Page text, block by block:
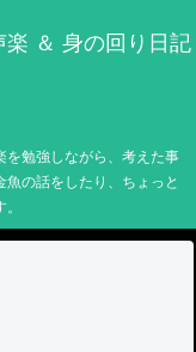
＆ 身の回り日記
を勉強しながら、考えた事
の話をしたり、ちょっと